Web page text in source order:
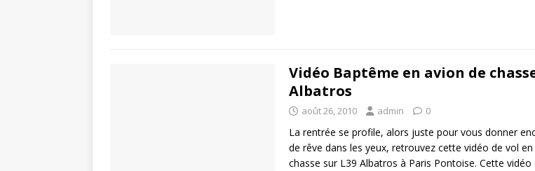
Vidéo Baptême en avion de
Albatros
août 26, 2010 admin 0
La rentrée se profile, alors juste pour vous donner
de rêve dans les yeux, retrouvez cette vidéo de vol
chasse sur L39 Albatros à Paris Pontoise. Cette vidéo